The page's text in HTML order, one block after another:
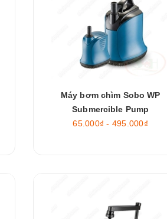
Máy bơm chìm Sobo WP
Submercible Pump
65.000₫ - 495.000₫